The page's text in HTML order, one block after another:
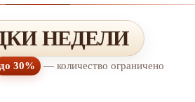
НЕДЕЛИ
до 30% — количество ограничено